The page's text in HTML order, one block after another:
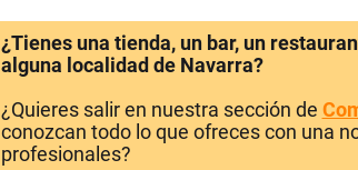
¿Tienes una tienda, un bar, un
alguna localidad de Navarra?
¿Quieres salir en nuestra sección de
conozcan todo lo que ofreces con una
profesionales?